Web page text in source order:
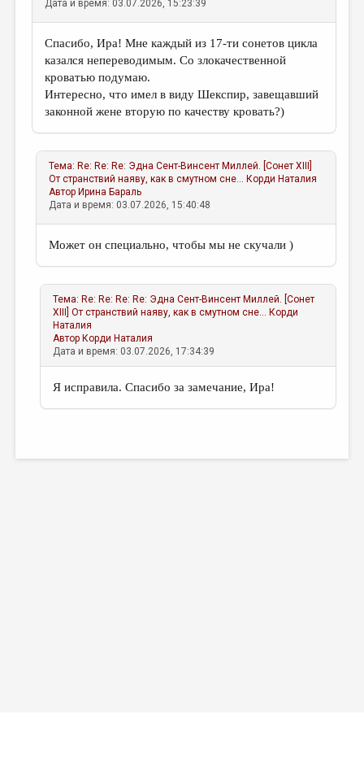
Дата и время: 03.07.2026, 15:23:39
Спасибо, Ира! Мне каждый из 17-ти сонетов цикла
казался непереводимым. Со злокачественной
кроватью подумаю.
Интересно, что имел в виду Шекспир, завещавший
законной жене вторую по качеству кровать?)
Тема: Re: Re: Re: Эдна Сент-Винсент Миллей. [Сонет ХIII]
От странствий наяву, как в смутном сне... Корди Наталия
Автор Ирина Бараль
Дата и время: 03.07.2026, 15:40:48
Может он специально, чтобы мы не скучали )
Тема: Re: Re: Re: Re: Эдна Сент-Винсент Миллей. [Сонет
ХIII] От странствий наяву, как в смутном сне... Корди
Наталия
Автор Корди Наталия
Дата и время: 03.07.2026, 17:34:39
Я исправила. Спасибо за замечание, Ира!